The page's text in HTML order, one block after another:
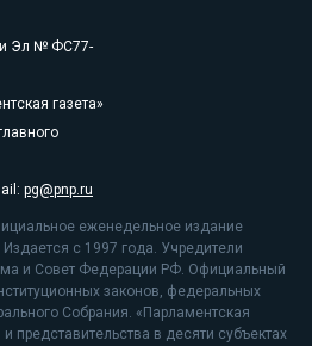
Эл № ФС77-
газета»
pg@pnp.ru
еженедельное издание
с 1997 года. Учредители
и Совет Федерации РФ. Официальный
законов, федеральных
Собрания. «Парламентская
представительства в десяти субъектах